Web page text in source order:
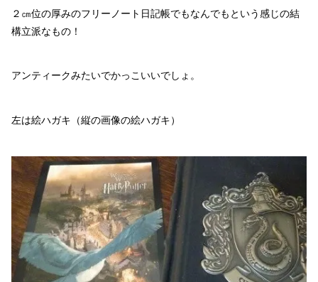
２㎝位の厚みのフリーノート日記帳でもなんでもという感じの結
構立派なもの！
アンティークみたいでかっこいいでしょ。
左は絵ハガキ（縦の画像の絵ハガキ）